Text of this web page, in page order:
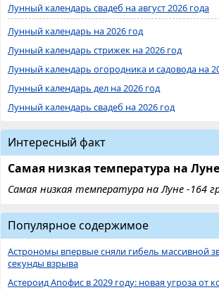
Лунный календарь свадеб на август 2026 года
Лунный календарь на 2026 год
Лунный календарь стрижек на 2026 год
Лунный календарь огородника и садовода на
Лунный календарь дел на 2026 год
Лунный календарь свадеб на 2026 год
Интересный факт
Самая низкая температура на Луне
Самая низкая температура на Луне -164
Популярное содержимое
Астрономы впервые сняли гибель массивной
секунды взрыва
Астероид Апофис в 2029 году: новая угроза от